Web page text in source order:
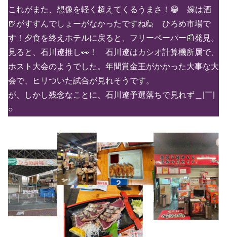
これがまた、想像を軽く超えてくるうまさ！😁 嫁は酒
🍺がすすんでしょーがなかったですね🙋 ひろめ市場で
す！夕食を終えホテルに戻ると、フリーペーパー📰発見。
見ると、石川遼推し👀！ 石川遼はカシオ計算機所属で、
ホスト大会のようでした。年間賞金王がかかった大事な大
会で、ヒリついた試合が見れそうです。
が、しかし残念なことに、石川遼予選落ちで見れず＿|￣|
○